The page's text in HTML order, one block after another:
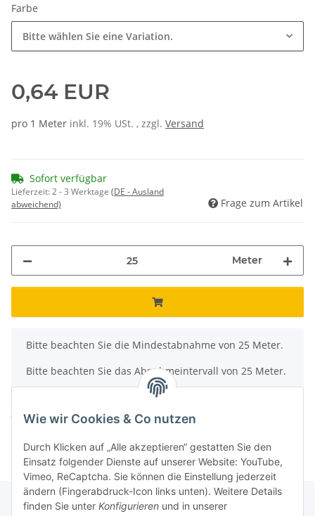
Wie wir Cookies & Co nutzen
Durch Klicken auf „Alle akzeptieren“ gestatten Sie den
Einsatz folgender Dienste auf unserer Website: YouTube,
Vimeo, ReCaptcha. Sie können die Einstellung jederzeit
ändern (Fingerabdruck-Icon links unten). Weitere Details
finden Sie unter Konfigurieren und in unserer
Farbe
Bitte wählen Sie eine Variation.
0,64 EUR
pro 1 Meter inkl. 19% USt. , zzgl. Versand
Sofort verfügbar
Lieferzeit:2 - 3 Werktage (DE - Ausland
abweichend)
Frage zum Artikel
Meter
x
Bitte beachten Sie die Mindestabnahme von 25 Meter.
Bitte beachten Sie das Abnahmeintervall von 25 Meter.
Loading... Komponenten werden geladen ...